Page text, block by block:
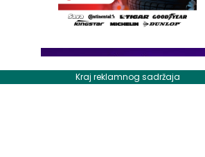
Kraj reklamnog sadržaja